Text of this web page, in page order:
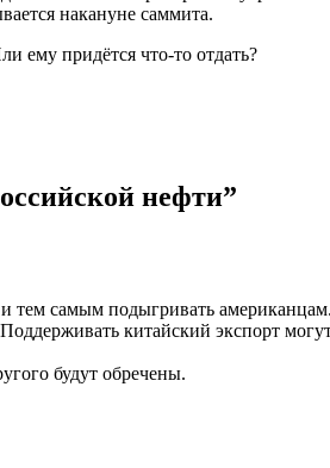
накануне саммита.
ему придётся что-то отдать?
нефти”
самым подыгривать
китайский экспорт
будут обречены.